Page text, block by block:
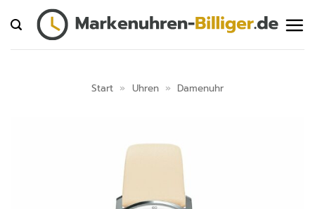
Inhalt
springen
Start » Uhren » Damenuhr